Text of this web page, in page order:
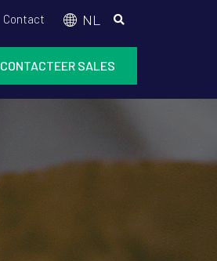
Contact NL
CONTACTEER SALES